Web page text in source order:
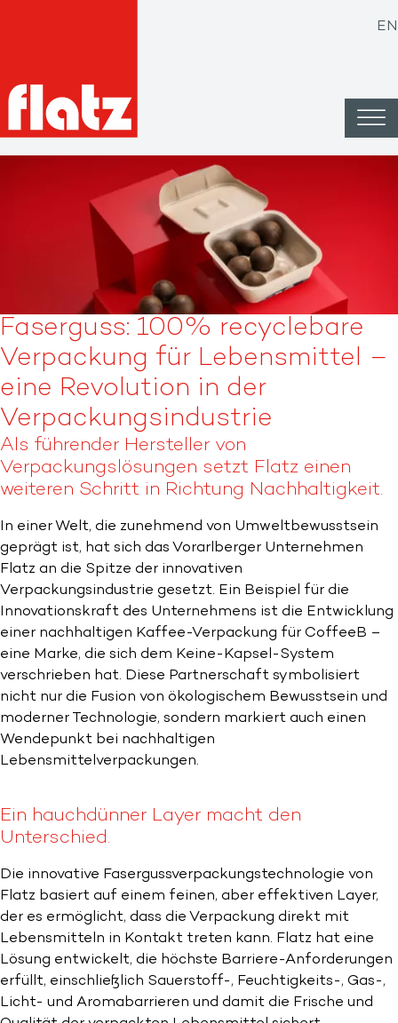
EN
Faserguss: 100% recyclebare
Verpackung für Lebensmittel –
eine Revolution in der
Verpackungsindustrie
Als führender Hersteller von
Verpackungslösungen setzt Flatz einen
weiteren Schritt in Richtung Nachhaltigkeit.
In einer Welt, die zunehmend von Umweltbewusstsein
geprägt ist, hat sich das Vorarlberger Unternehmen
Flatz an die Spitze der innovativen
Verpackungsindustrie gesetzt. Ein Beispiel für die
Innovationskraft des Unternehmens ist die Entwicklung
einer nachhaltigen Kaffee-Verpackung für CoffeeB –
eine Marke, die sich dem Keine-Kapsel-System
verschrieben hat. Diese Partnerschaft symbolisiert
nicht nur die Fusion von ökologischem Bewusstsein und
moderner Technologie, sondern markiert auch einen
Wendepunkt bei nachhaltigen
Lebensmittelverpackungen.
Ein hauchdünner Layer macht den
Unterschied.
Die innovative Fasergussverpackungstechnologie von
Flatz basiert auf einem feinen, aber effektiven Layer,
der es ermöglicht, dass die Verpackung direkt mit
Lebensmitteln in Kontakt treten kann. Flatz hat eine
Lösung entwickelt, die höchste Barriere-Anforderungen
erfüllt, einschließlich Sauerstoff-, Feuchtigkeits-, Gas-,
Licht- und Aromabarrieren und damit die Frische und